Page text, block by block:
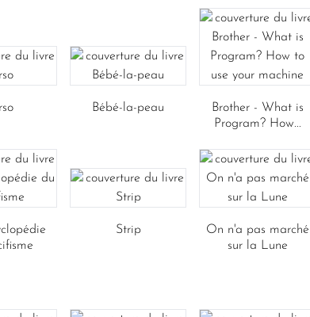
Bébé-la-peau
Brother - What is
Program? How...
Strip
On n'a pas marché
sur la Lune